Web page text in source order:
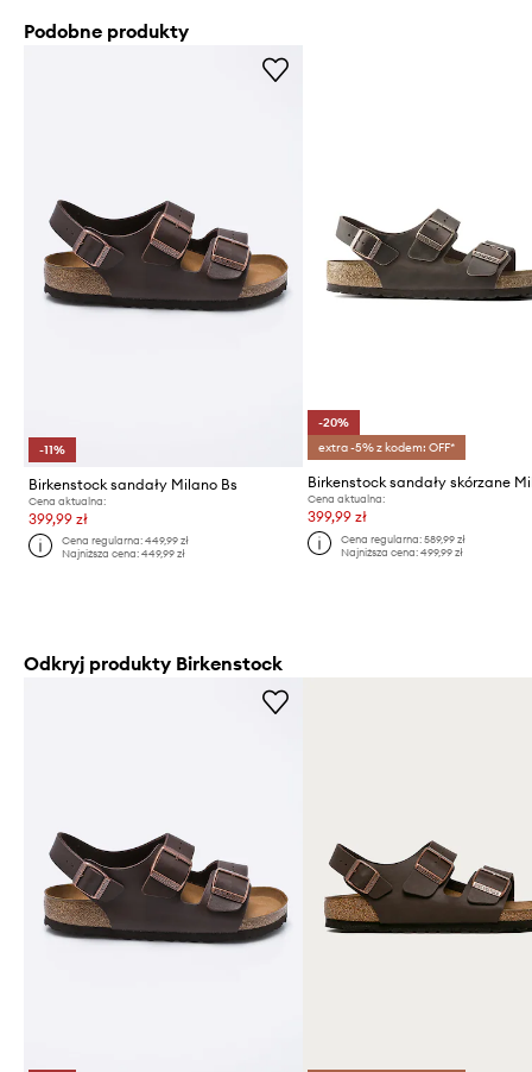
Podobne produkty
-11%
Birkenstock sandały Milano Bs
Cena aktualna:
399,99 zł
Cena regularna:449,99 zł
Najniższa cena:449,99 zł
-20%
extra -5% z kodem: OFF*
Birkenstock sandały skórzane
Cena aktualna:
399,99 zł
Cena regularna: 589,99 zł
Najniższa cena: 499,99 zł
Odkryj produkty Birkenstock